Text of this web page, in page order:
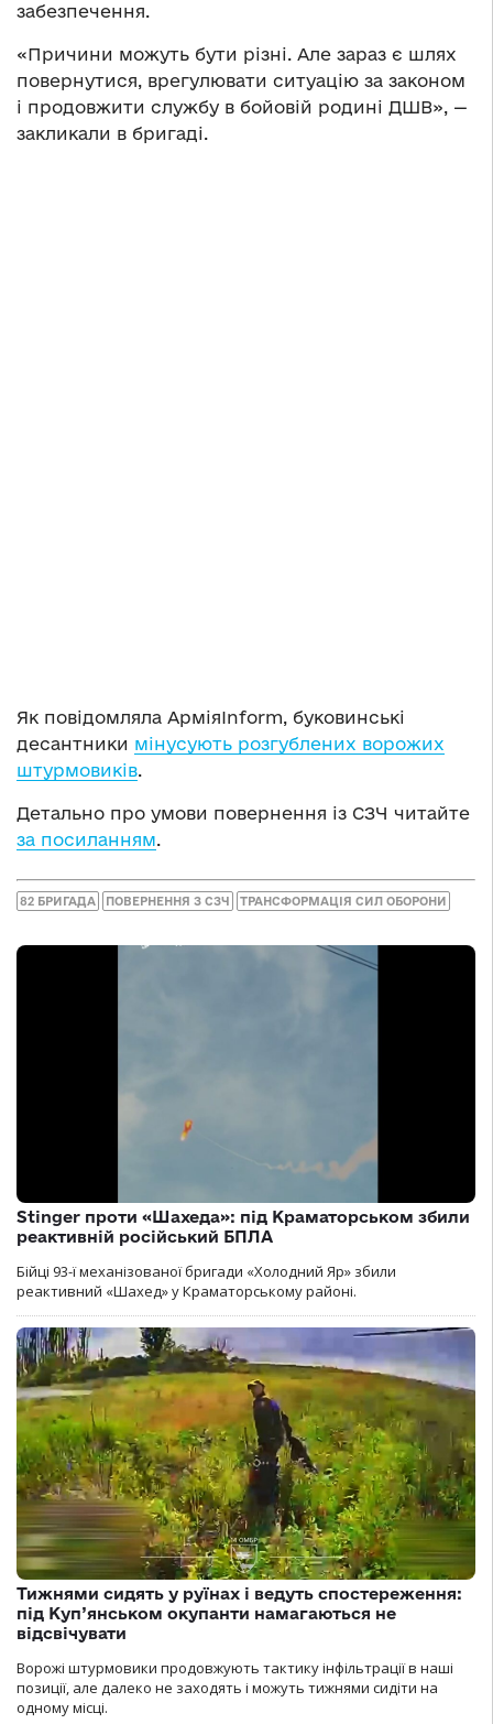
забезпечення.
«Причини можуть бути різні. Але зараз є шлях
повернутися, врегулювати ситуацію за законом
і продовжити службу в бойовій родині ДШВ», —
закликали в бригаді.
Як повідомляла АрміяInform, буковинські
десантники мінусують розгублених ворожих
штурмовиків.
Детально про умови повернення із СЗЧ читайте
за посиланням.
82 БРИГАДА ПОВЕРНЕННЯ З СЗЧ ТРАНСФОРМАЦІЯ СИЛ ОБОРОНИ
Stinger проти «Шахеда»: під Краматорськом збили
реактивній російський БПЛА
Бійці 93-ї механізованої бригади «Холодний Яр» збили
реактивний «Шахед» у Краматорському районі.
Тижнями сидять у руїнах і ведуть спостереження:
під Куп’янськом окупанти намагаються не
відсвічувати
Ворожі штурмовики продовжують тактику інфільтрації в наші
позиції, але далеко не заходять і можуть тижнями сидіти на
одному місці.